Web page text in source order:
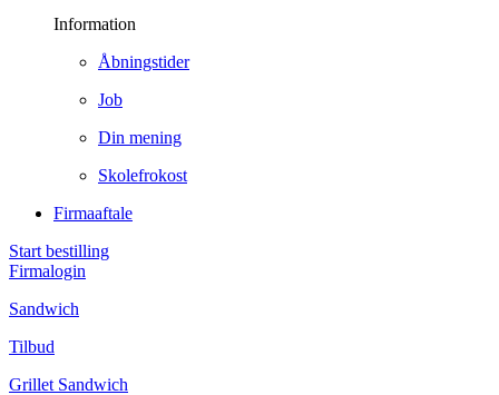
Information
Åbningstider
Job
Din mening
Skolefrokost
Firmaaftale
Start bestilling
Firmalogin
Sandwich
Tilbud
Grillet Sandwich